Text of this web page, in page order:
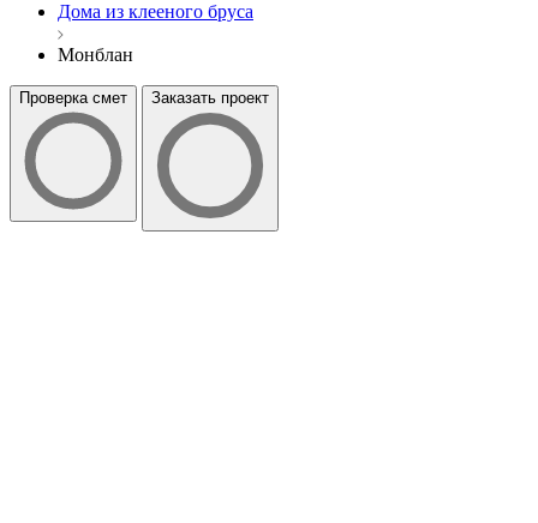
Дома из клееного бруса
Монблан
Проверка смет Заказать проект